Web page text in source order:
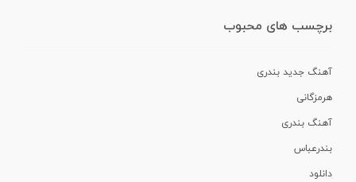
برچسب های محبوب
آهنگ جدید بندری
هرمزگانی
آهنگ بندری
بندرعباس
دانلود